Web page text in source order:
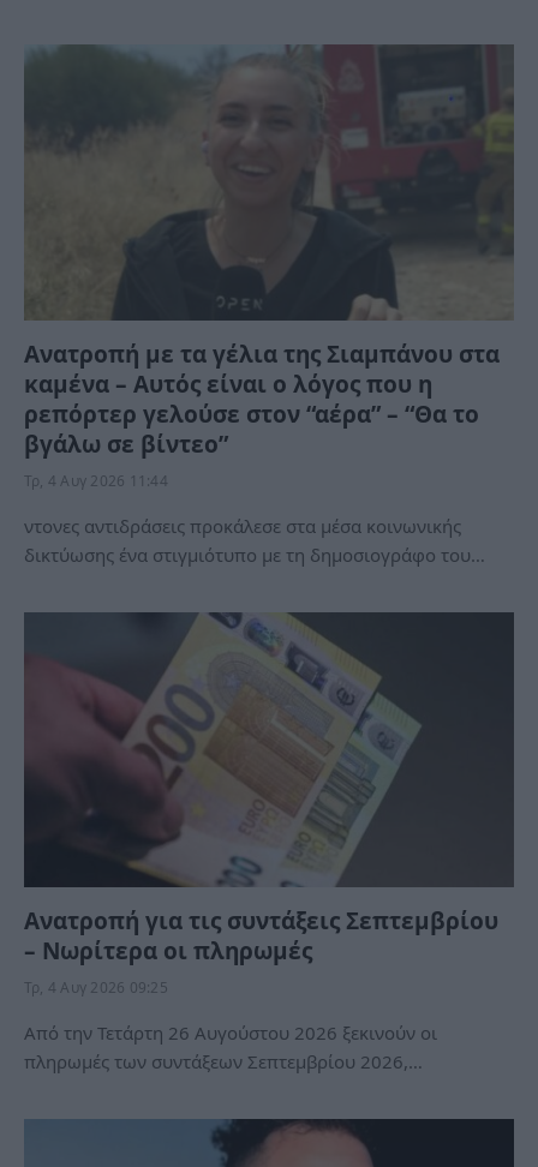
Ανατροπή με τα γέλια της Σιαμπάνου στα
καμένα – Αυτός είναι ο λόγος που η
ρεπόρτερ γελούσε στον “αέρα” – “Θα το
βγάλω σε βίντεο”
Τρ, 4 Αυγ 2026 11:44
ντονες αντιδράσεις προκάλεσε στα μέσα κοινωνικής
δικτύωσης ένα στιγμιότυπο με τη δημοσιογράφο του…
Ανατροπή για τις συντάξεις Σεπτεμβρίου
– Νωρίτερα οι πληρωμές
Τρ, 4 Αυγ 2026 09:25
Από την Τετάρτη 26 Αυγούστου 2026 ξεκινούν οι
πληρωμές των συντάξεων Σεπτεμβρίου 2026,…